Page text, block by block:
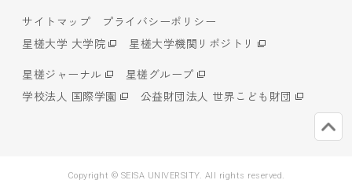
サイトマップ
プライバシーポリシー
星槎大学 大学院
星槎大学機関リポジトリ
星槎ジャーナル
星槎グループ
学校法人 国際学園
公益財団法人 世界こども財団
Copyright © SEISA UNIVERSITY. All rights reserved.